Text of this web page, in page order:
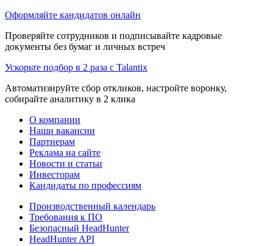
Оформляйте кандидатов онлайн
Проверяйте сотрудников и подписывайте кадровые
документы без бумаг и личных встреч
Ускорьте подбор в 2 раза с Talantix
Автоматизируйте сбор откликов, настройте воронку,
собирайте аналитику в 2 клика
О компании
Наши вакансии
Партнерам
Реклама на сайте
Новости и статьи
Инвесторам
Кандидаты по профессиям
Производственный календарь
Требования к ПО
Безопасный HeadHunter
HeadHunter API